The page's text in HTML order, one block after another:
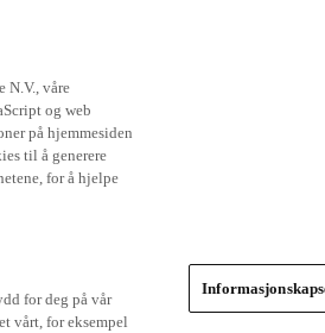
N.V., våre
og web
på hjemmesiden
til å generere
for å hjelpe
for deg på vår
vårt, for eksempel